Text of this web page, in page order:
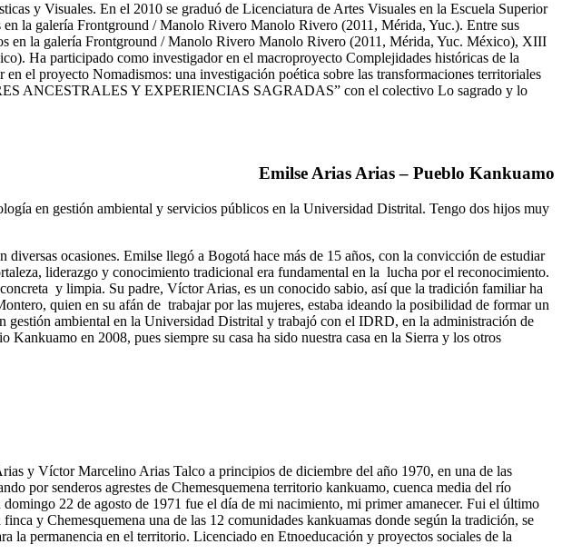
y Visuales. En el 2010 se graduó de Licenciatura de Artes Visuales en la Escuela Superior
la galería Frontground / Manolo Rivero Manolo Rivero (2011, Mérida, Yuc.). Entre sus
en la galería Frontground / Manolo Rivero Manolo Rivero (2011, Mérida, Yuc. México), XIII
Ha participado como investigador en el macroproyecto Complejidades históricas de la
el proyecto Nomadismos: una investigación poética sobre las transformaciones territoriales
ANCESTRALES Y EXPERIENCIAS SAGRADAS” con el colectivo Lo sagrado y lo
Emilse Arias Arias – Pueblo Kankuamo
en gestión ambiental y servicios públicos en la Universidad Distrital. Tengo dos hijos muy
ocasiones. Emilse llegó a Bogotá hace más de 15 años, con la convicción de estudiar
liderazgo y conocimiento tradicional era fundamental en la lucha por el reconocimiento.
y limpia. Su padre, Víctor Arias, es un conocido sabio, así que la tradición familiar ha
quien en su afán de trabajar por las mujeres, estaba ideando la posibilidad de formar un
ambiental en la Universidad Distrital y trabajó con el IDRD, en la administración de
en 2008, pues siempre su casa ha sido nuestra casa en la Sierra y los otros
y Víctor Marcelino Arias Talco a principios de diciembre del año 1970, en una de las
por senderos agrestes de Chemesquemena territorio kankuamo, cuenca media del río
22 de agosto de 1971 fue el día de mi nacimiento, mi primer amanecer. Fui el último
y Chemesquemena una de las 12 comunidades kankuamas donde según la tradición, se
la permanencia en el territorio. Licenciado en Etnoeducación y proyectos sociales de la